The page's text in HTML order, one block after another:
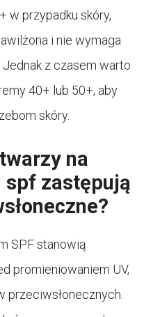
w przypadku skóry,
i nie wymaga
z czasem warto
40+ lub 50+, aby
skóry.
na
zastępują
SPF stanowią
promieniowaniem UV,
przeciwsłonecznych.